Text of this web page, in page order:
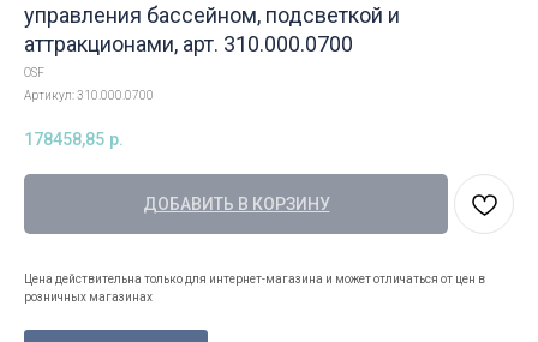
управления бассейном, подсветкой и
аттракционами, арт. 310.000.0700
OSF
Артикул:310.000.0700
178458,85 р.
ДОБАВИТЬ В КОРЗИНУ
Цена действительна только для интернет-магазина и может отличаться от цен в
розничных магазинах